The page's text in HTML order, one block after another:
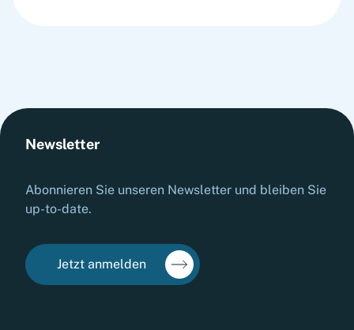
Newsletter
Abonnieren Sie unseren Newsletter und bleiben Sie
up-to-date.
Jetzt anmelden